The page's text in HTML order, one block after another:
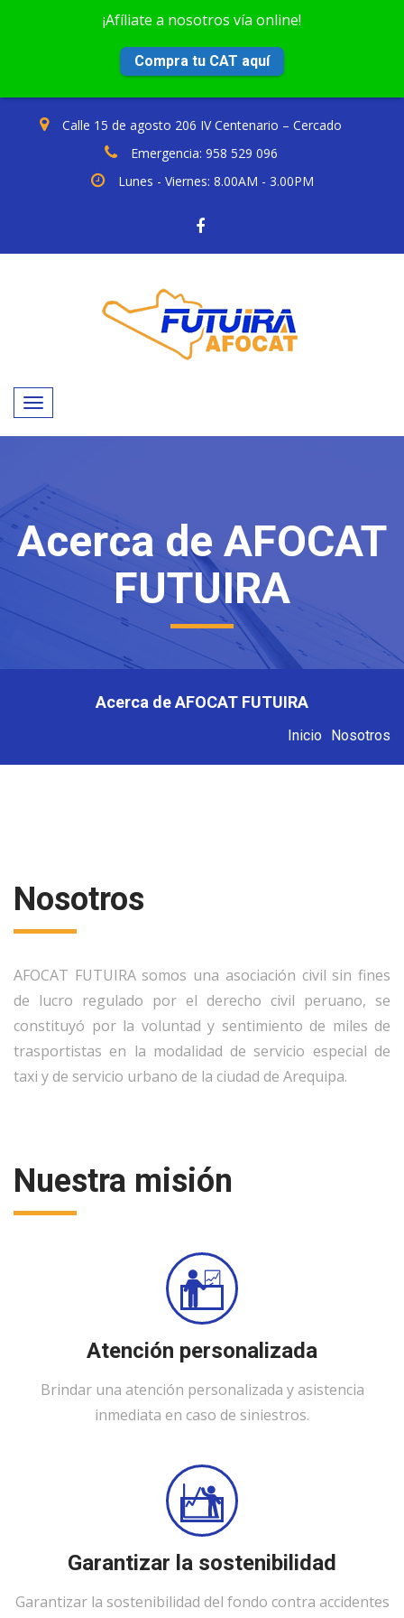
Calle 15 de agosto 206 IV Centenario – Cercado
Emergencia: 958 529 096
Lunes - Viernes: 8.00AM - 3.00PM
Toggle
Acerca de AFOCAT
FUTUIRA
Acerca de AFOCAT FUTUIRA
Inicio Nosotros
Nosotros
AFOCAT FUTUIRA somos una asociación civil sin fines
de lucro regulado por el derecho civil peruano, se
constituyó por la voluntad y sentimiento de miles de
trasportistas en la modalidad de servicio especial de
taxi y de servicio urbano de la ciudad de Arequipa.
Nuestra misión
Atención personalizada
Brindar una atención personalizada y asistencia
inmediata en caso de siniestros.
Garantizar la sostenibilidad
Garantizar la sostenibilidad del fondo contra accidentes
¡Afíliate a nosotros vía online!
Compra tu CAT aquí